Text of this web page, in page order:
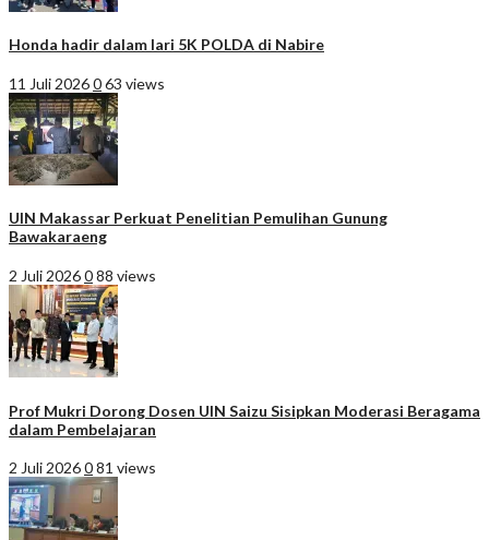
Honda hadir dalam lari 5K POLDA di Nabire
11 Juli 2026063 views
UIN Makassar Perkuat Penelitian Pemulihan Gunung
Bawakaraeng
2 Juli 2026088 views
Prof Mukri Dorong Dosen UIN Saizu Sisipkan Moderasi Beragama
dalam Pembelajaran
2 Juli 2026081 views